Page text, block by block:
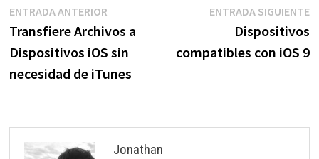
Navegación
de
entradas
ENTRADA ANTERIOREntrada
anterior:
Transfiere Archivos a
Dispositivos iOS sin
necesidad de iTunes
ENTRADA SIGUIENTE
Dispositivos
compatibles con iOS 9
Jonathan